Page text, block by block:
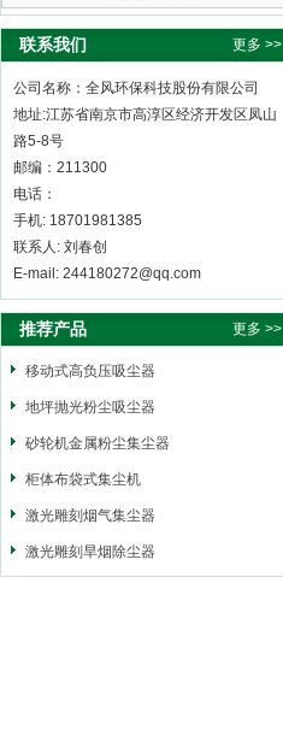
联系我们 更多 >>
公司名称：全风环保科技股份有限公司
地址:江苏省南京市高淳区经济开发区凤山
路5-8号
邮编：211300
电话：
手机: 18701981385
联系人: 刘春创
E-mail: 244180272@qq.com
推荐产品 更多 >>
移动式高负压吸尘器
地坪抛光粉尘吸尘器
砂轮机金属粉尘集尘器
柜体布袋式集尘机
激光雕刻烟气集尘器
激光雕刻旱烟除尘器